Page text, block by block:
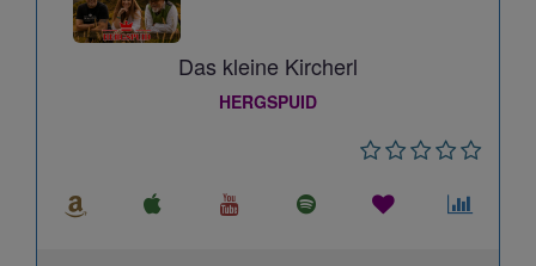
Das kleine Kircherl
HERGSPUID